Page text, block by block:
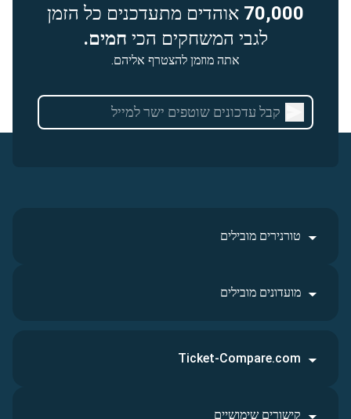
70,000 אוהדים מתעדכנים כל הזמן
לגבי המשחקים הכי חמים.
אתה מוזמן להצטרף אליהם.
טורנירים מובילים
מועדונים מובילים
Ticket-Compare.com
קישורים שימושיים